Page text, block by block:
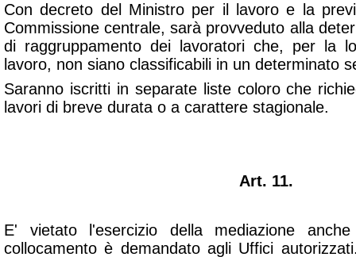
Con decreto del Ministro per il lavoro e la
Commissione centrale, sarà provveduto alla
di raggruppamento dei lavoratori che, per la
lavoro, non siano classificabili in un determinato
Saranno iscritti in separate liste coloro che
lavori di breve durata o a carattere stagionale.
Art. 11.
E' vietato l'esercizio della mediazione
collocamento è demandato agli Uffici